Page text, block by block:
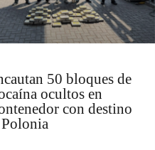
50 bloques de
ocultos en
con destino